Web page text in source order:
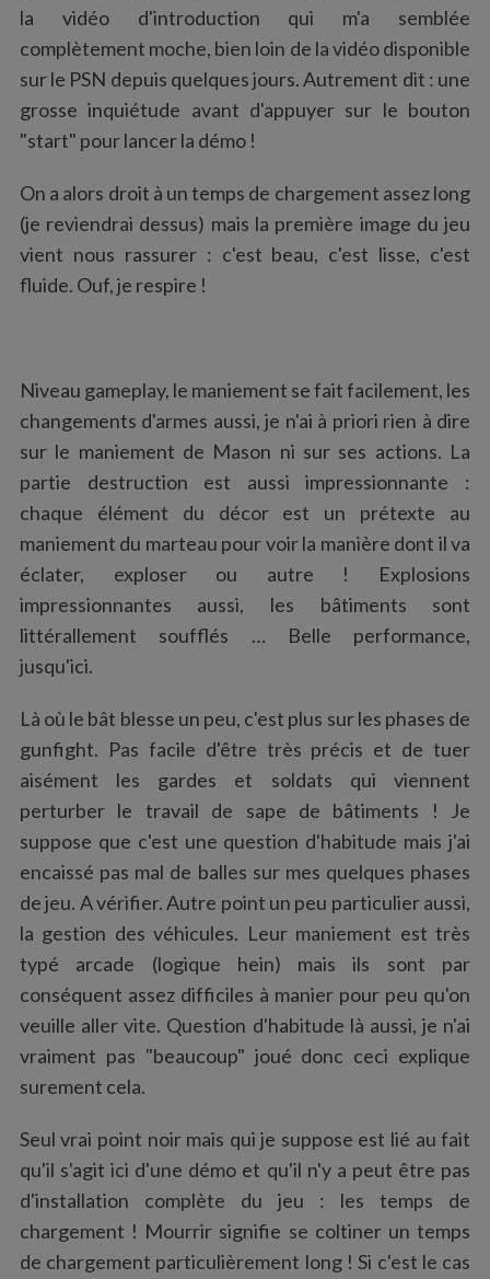
la vidéo d'introduction qui m'a semblée
complètement moche, bien loin de la vidéo disponible
sur le PSN depuis quelques jours. Autrement dit : une
grosse inquiétude avant d'appuyer sur le bouton
"start" pour lancer la démo !
On a alors droit à un temps de chargement assez long
(je reviendrai dessus) mais la première image du jeu
vient nous rassurer : c'est beau, c'est lisse, c'est
fluide. Ouf, je respire !
Niveau gameplay, le maniement se fait facilement, les
changements d'armes aussi, je n'ai à priori rien à dire
sur le maniement de Mason ni sur ses actions. La
partie destruction est aussi impressionnante :
chaque élément du décor est un prétexte au
maniement du marteau pour voir la manière dont il va
éclater, exploser ou autre ! Explosions
impressionnantes aussi, les bâtiments sont
littérallement soufflés … Belle performance,
jusqu'ici.
Là où le bât blesse un peu, c'est plus sur les phases de
gunfight. Pas facile d'être très précis et de tuer
aisément les gardes et soldats qui viennent
perturber le travail de sape de bâtiments ! Je
suppose que c'est une question d'habitude mais j'ai
encaissé pas mal de balles sur mes quelques phases
de jeu. A vérifier. Autre point un peu particulier aussi,
la gestion des véhicules. Leur maniement est très
typé arcade (logique hein) mais ils sont par
conséquent assez difficiles à manier pour peu qu'on
veuille aller vite. Question d'habitude là aussi, je n'ai
vraiment pas "beaucoup" joué donc ceci explique
surement cela.
Seul vrai point noir mais qui je suppose est lié au fait
qu'il s'agit ici d'une démo et qu'il n'y a peut être pas
d'installation complète du jeu : les temps de
chargement ! Mourrir signifie se coltiner un temps
de chargement particulièrement long ! Si c'est le cas